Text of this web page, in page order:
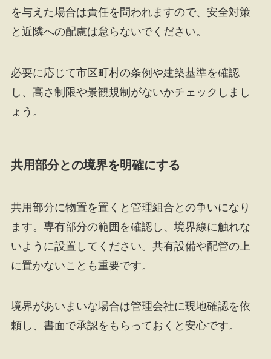
を与えた場合は責任を問われますので、安全対策
と近隣への配慮は怠らないでください。
必要に応じて市区町村の条例や建築基準を確認
し、高さ制限や景観規制がないかチェックしまし
ょう。
共用部分との境界を明確にする
共用部分に物置を置くと管理組合との争いになり
ます。専有部分の範囲を確認し、境界線に触れな
いように設置してください。共有設備や配管の上
に置かないことも重要です。
境界があいまいな場合は管理会社に現地確認を依
頼し、書面で承認をもらっておくと安心です。